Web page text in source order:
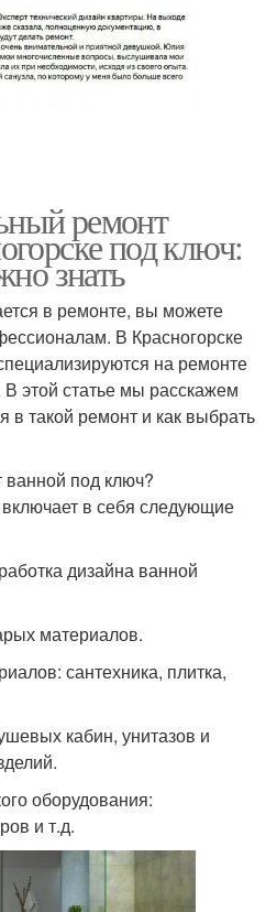
ремонт
под ключ:
знать
в ремонте, вы можете
В Красногорске
на ремонте
этой статье мы расскажем
в такой ремонт и как выбрать
ванной под ключ?
в себя следующие
дизайна ванной
материалов.
сантехника, плитка,
кабин, унитазов и
оборудования:
и т.д.